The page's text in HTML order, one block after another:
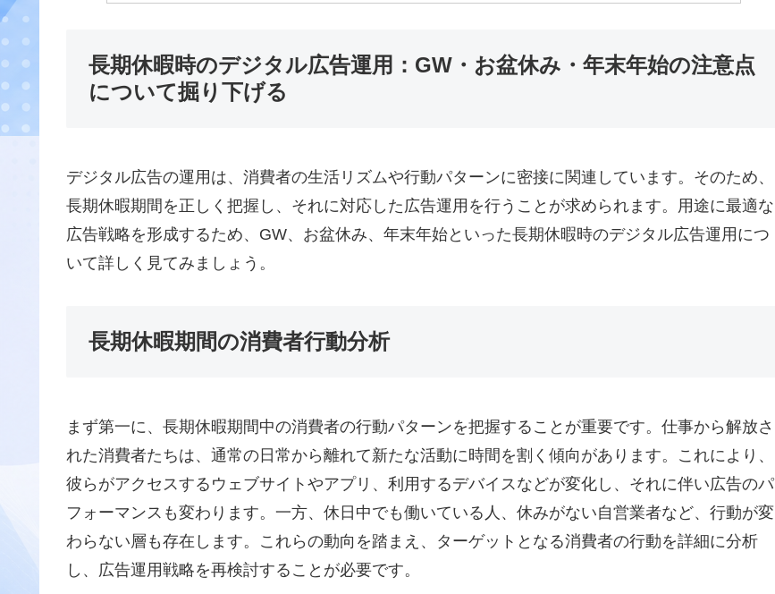
長期休暇時のデジタル広告運用：GW・お盆休み・年末年始の注意点
について掘り下げる
デジタル広告の運用は、消費者の生活リズムや行動パターンに密接に関連しています。そのため、
長期休暇期間を正しく把握し、それに対応した広告運用を行うことが求められます。用途に最適な
広告戦略を形成するため、GW、お盆休み、年末年始といった長期休暇時のデジタル広告運用につ
いて詳しく見てみましょう。
長期休暇期間の消費者行動分析
まず第一に、長期休暇期間中の消費者の行動パターンを把握することが重要です。仕事から解放さ
れた消費者たちは、通常の日常から離れて新たな活動に時間を割く傾向があります。これにより、
彼らがアクセスするウェブサイトやアプリ、利用するデバイスなどが変化し、それに伴い広告のパ
フォーマンスも変わります。一方、休日中でも働いている人、休みがない自営業者など、行動が変
わらない層も存在します。これらの動向を踏まえ、ターゲットとなる消費者の行動を詳細に分析
し、広告運用戦略を再検討することが必要です。